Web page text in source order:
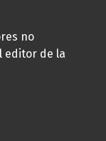
no
editor de la